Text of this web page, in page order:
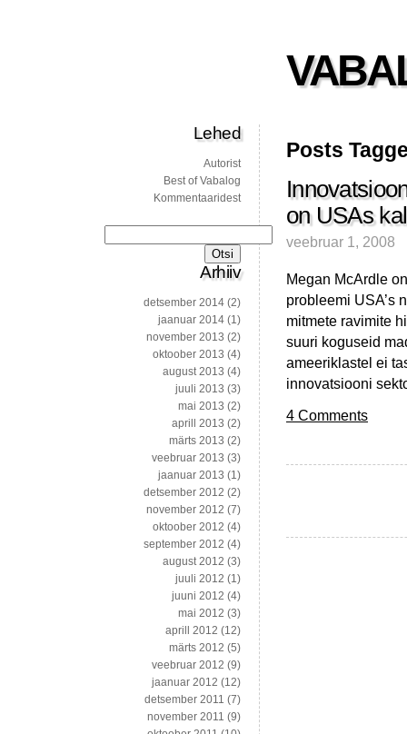
Posts
on USAs
veebruar 1, 2008
Megan McArdle
probleemi USA’s
mitmete ravimite
suuri koguseid
ameeriklastel ei
innovatsiooni
4 Comments
Lehed
Autorist
Best of Vabalog
Kommentaaridest
Arhiiv
detsember 2014 (2)
jaanuar 2014 (1)
november 2013 (2)
oktoober 2013 (4)
august 2013 (4)
juuli 2013 (3)
mai 2013 (2)
aprill 2013 (2)
märts 2013 (2)
veebruar 2013 (3)
jaanuar 2013 (1)
detsember 2012 (2)
november 2012 (7)
oktoober 2012 (4)
september 2012 (4)
august 2012 (3)
juuli 2012 (1)
juuni 2012 (4)
mai 2012 (3)
aprill 2012 (12)
märts 2012 (5)
veebruar 2012 (9)
jaanuar 2012 (12)
detsember 2011 (7)
november 2011 (9)